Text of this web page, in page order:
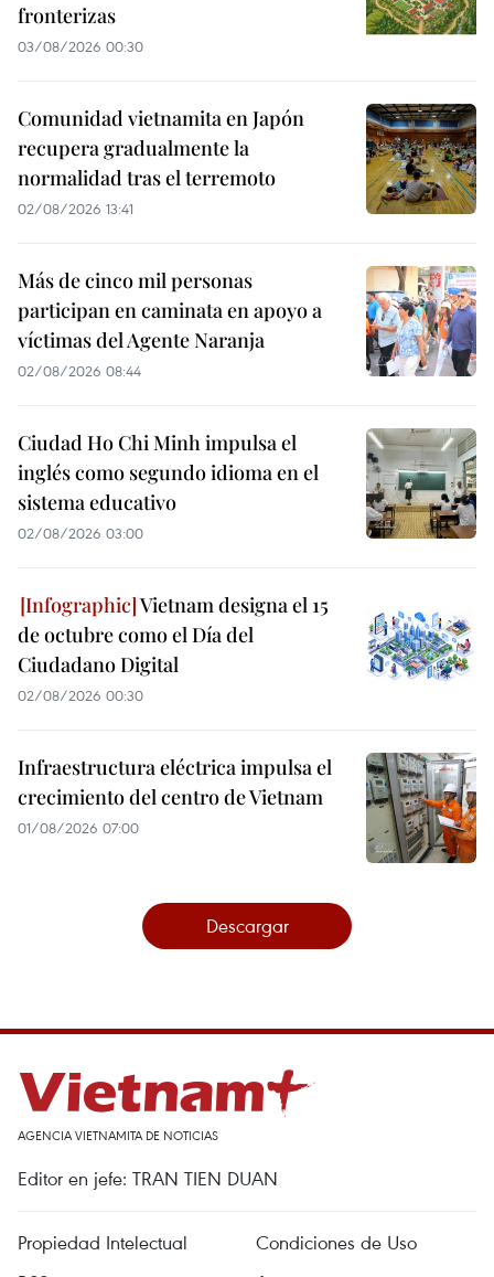
fronterizas
03/08/2026 00:30
Comunidad vietnamita en Japón
recupera gradualmente la
normalidad tras el terremoto
02/08/2026 13:41
Más de cinco mil personas
participan en caminata en apoyo a
víctimas del Agente Naranja
02/08/2026 08:44
Ciudad Ho Chi Minh impulsa el
inglés como segundo idioma en el
sistema educativo
02/08/2026 03:00
Vietnam designa el 15
de octubre como el Día del
Ciudadano Digital
02/08/2026 00:30
Infraestructura eléctrica impulsa el
crecimiento del centro de Vietnam
01/08/2026 07:00
Descargar
AGENCIA VIETNAMITA DE NOTICIAS
Editor en jefe: TRAN TIEN DUAN
Propiedad Intelectual
Condiciones de Uso